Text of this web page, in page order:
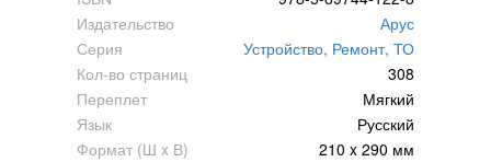
Издательство
Арус
Серия
Устройство, Ремонт, ТО
Кол-во страниц
308
Переплет
Мягкий
Язык
Русский
Формат (Ш x В)
210 x 290 мм